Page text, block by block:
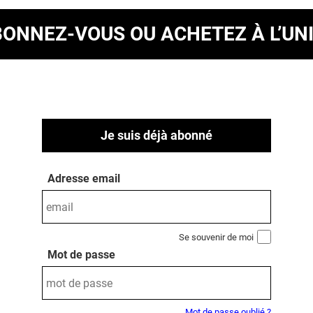
VOUS OU ACHETEZ À
Je suis déjà abonné
Adresse email
Se souvenir de moi
Mot de passe